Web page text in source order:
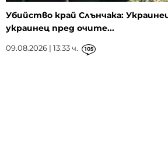
Убийство край Слънчака:
украинец пред очите...
09.08.2026 | 13:33 ч. 105